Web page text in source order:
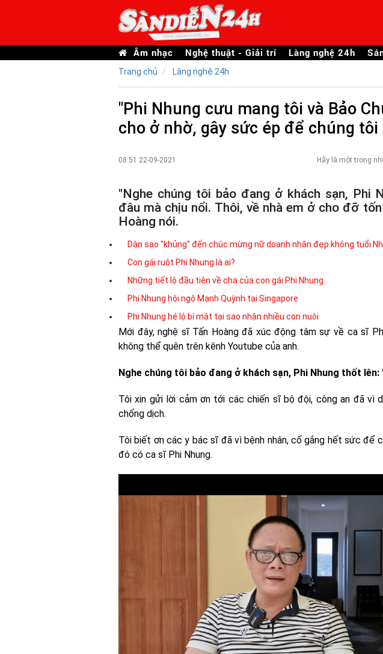
Âm nhạc Nghệ thuật - Giải trí Làng nghệ 24h
Trang chủ Làng nghệ 24h
"Phi Nhung cưu mang tôi và Bảo
cho ở nhờ, gây sức ép để chúng
08:51 22-09-2021 Hãy là một trong
"Nghe chúng tôi bảo đang ở khách sạn, Phi
đâu mà chịu nổi. Thôi, về nhà em ở cho đỡ
Hoàng nói.
Dàn sao "khủng" đến chúc mừng nữ doanh nhân đẹp không tuổi
Con gái ruột Phi Nhung là ai?
Những tiết lộ đầu tiên về cha của con gái Phi Nhung
Phi Nhung hội ngộ Mạnh Quỳnh tại Singapore
Phi Nhung hé lộ bí mật tại sao nhận nhiều con nuôi
Mới đây, nghệ sĩ Tấn Hoàng đã xúc động tâm sự về ca sĩ
không thể quên trên kênh Youtube của anh.
Nghe chúng tôi bảo đang ở khách sạn, Phi Nhung thốt lên:
Tôi xin gửi lời cảm ơn tới các chiến sĩ bộ đội, công an đã vì
chống dịch.
Tôi biết ơn các y bác sĩ đã vì bệnh nhân, cố gắng hết sức để
đó có ca sĩ Phi Nhung.